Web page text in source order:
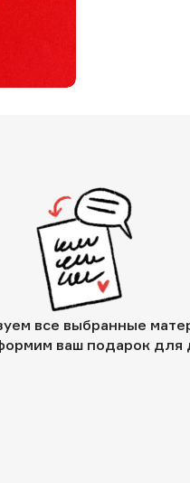
все выбранные
ваш подарок для